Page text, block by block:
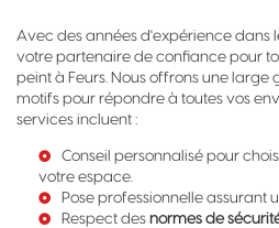
Avec des années d'expérience dans
votre partenaire de confiance pour
peint à Feurs. Nous offrons une large
motifs pour répondre à toutes vos
services incluent :
Conseil personnalisé pour
votre espace.
Pose professionnelle assurant
Respect des normes de